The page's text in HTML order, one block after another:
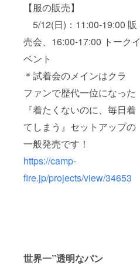
【服の販売】
5/12(日)：11:00-19:00 販
売会、16:00-17:00 トークイ
ベント
＊試着会のメインはクラ
ファンで歴代一位になった
『着たくないのに、毎日着
てしまう』セットアップの
一般発売です！
https://camp-
fire.jp/projects/view/34653
世界一”透明なパン